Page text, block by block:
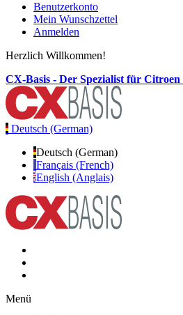
Benutzerkonto
Mein Wunschzettel
Anmelden
Herzlich Willkommen!
CX-Basis - Der Spezialist für
Deutsch (German)
Deutsch (German)
Français (French)
English (Anglais)
Menü